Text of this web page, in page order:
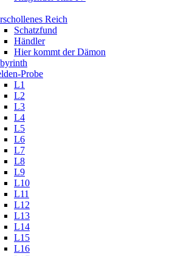
Reich
Schatzfund
Händler
Hier kommt der Dämon
Probe
L1
L2
L3
L4
L5
L6
L7
L8
L9
L10
L11
L12
L13
L14
L15
L16